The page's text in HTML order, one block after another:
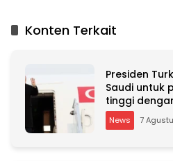
e Konten Terkait
Presiden
Saudi untuk
tinggi
Saudi dan PM
News 7